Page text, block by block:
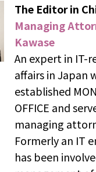
The Editor in
Managing
Kawase
An expert in IT-
affairs in Japan
established
OFFICE and
managing
Formerly an IT
has been